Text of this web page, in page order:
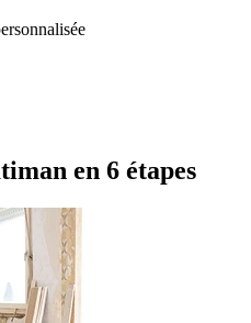
en 6 étapes